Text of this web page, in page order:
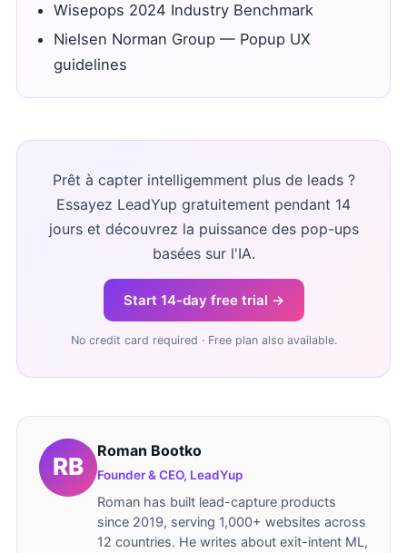
Wisepops 2024 Industry Benchmark
Nielsen Norman Group — Popup UX
guidelines
Prêt à capter intelligemment plus de leads ?
Essayez LeadYup gratuitement pendant 14
jours et découvrez la puissance des pop-ups
basées sur l'IA.
Start 14-day free trial →
No credit card required · Free plan also available.
Roman Bootko
Founder & CEO, LeadYup
Roman has built lead-capture products
since 2019, serving 1,000+ websites across
12 countries. He writes about exit-intent ML,